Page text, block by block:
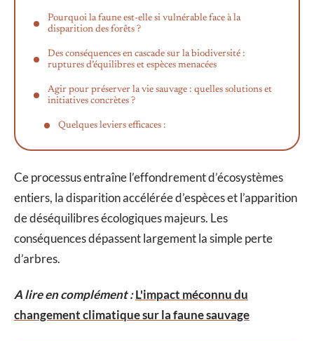
Pourquoi la faune est-elle si vulnérable face à la
disparition des forêts ?
Des conséquences en cascade sur la biodiversité :
ruptures d’équilibres et espèces menacées
Agir pour préserver la vie sauvage : quelles solutions et
initiatives concrètes ?
Quelques leviers efficaces :
Ce processus entraîne l’effondrement d’écosystèmes
entiers, la disparition accélérée d’espèces et l’apparition
de déséquilibres écologiques majeurs. Les
conséquences dépassent largement la simple perte
d’arbres.
A lire en complément :L'impact méconnu du
changement climatique sur la faune sauvage